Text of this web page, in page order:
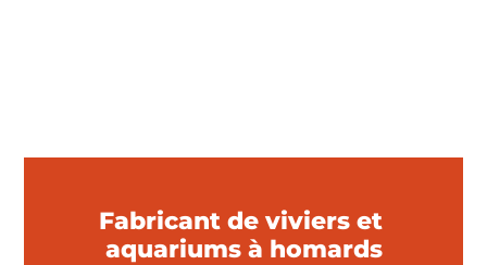
Fabricant de viviers et
aquariums à homards